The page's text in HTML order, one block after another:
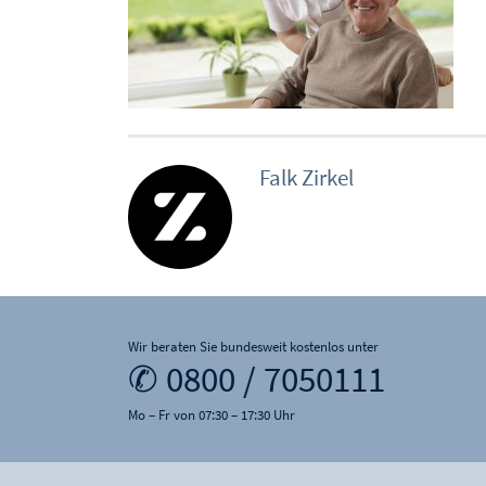
Falk Zirkel
Wir beraten Sie bundesweit kostenlos unter
✆ 0800 / 7050111
Mo – Fr von 07:30 – 17:30 Uhr